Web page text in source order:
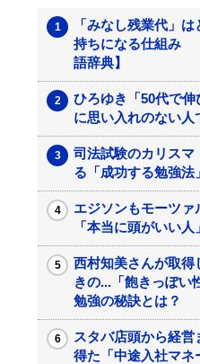
「みなし残業代」
持ちになる仕組み
語辞典】
ひろゆき「50代で
に思い入れのない人
司法試験のカリスマ
る「成功する勉強法」
エジソンもモーツァ
「本当に頭がいい
西村知美さんが取得
きの...「飽きっぽい
勉強の秘訣とは？
スタバ店頭から経営
得た「中途入社マネ